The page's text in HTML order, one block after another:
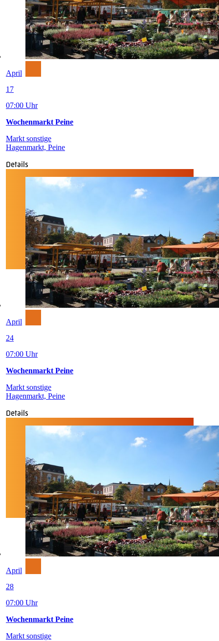
April
17
07:00 Uhr
Wochenmarkt Peine
Markt sonstige
Hagenmarkt, Peine
Details
April
24
07:00 Uhr
Wochenmarkt Peine
Markt sonstige
Hagenmarkt, Peine
Details
April
28
07:00 Uhr
Wochenmarkt Peine
Markt sonstige